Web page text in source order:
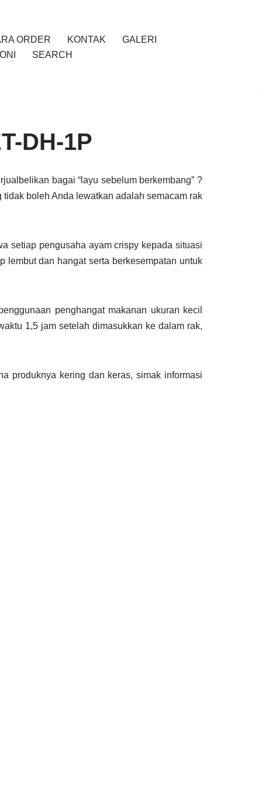
ORDER KONTAK
GALERI
SEARCH
DH-1P
bagai “layu sebelum berkembang” ?
boleh Anda lewatkan adalah semacam rak
setiap pengusaha ayam crispy kepada situasi
lembut dan hangat serta berkesempatan untuk
penghangat makanan ukuran kecil
1,5 jam setelah dimasukkan ke dalam rak,
produknya kering dan keras, simak informasi